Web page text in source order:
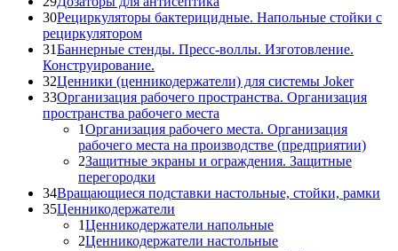
30Рециркуляторы бактерицидные. Напольные стойки с
рециркулятором
31Баннерные стенды. Пресс-воллы. Изготовление.
Конструирование.
32Ценники (ценникодержатели) для системы Joker
33Организация рабочего пространства. Организация
пространства рабочего места
1Организация рабочего места. Организация
рабочего места на производстве (предприятии)
2Защитные экраны и ограждения. Защитные
перегородки
34Вращающиеся подставки настольные, стойки, рамки
35Ценникодержатели
1Ценникодержатели напольные
2Ценникодержатели настольные